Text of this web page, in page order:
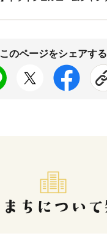
このページをシェアする